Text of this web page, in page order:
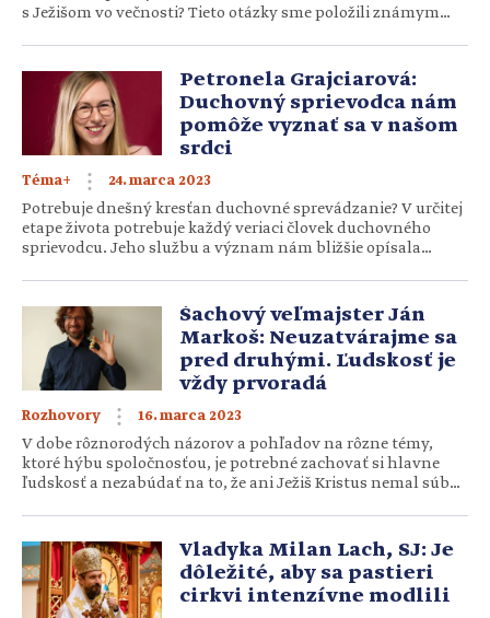
s Ježišom vo večnosti? Tieto otázky sme položili známym
niečo, na čo sa veľmi teším a zároveň niečo, čo si myslím, že
už môžem žiť na zemi. Verím, že začína už […]
Petronela Grajciarová:
Duchovný sprievodca nám
pomôže vyznať sa v našom
srdci
Téma+ 24. marca 2023
Potrebuje dnešný kresťan duchovné sprevádzanie? V určitej
etape života potrebuje každý veriaci človek duchovného
sprievodcu. Jeho službu a význam nám bližšie opísala
duchovného sprevádzania. Čo vlastne duchovné
sprevádzanie je? Ak by som mala vysvetliť duchovné
sprevádzanie veľmi zjednodušene, je to vlastne séria
rozhovorov a stretnutí, počas ktorých zdieľam svoj život […]
Šachový veľmajster Ján
Markoš: Neuzatvárajme sa
pred druhými. Ľudskosť je
vždy prvoradá
Rozhovory 16. marca 2023
V dobe rôznorodých názorov a pohľadov na rôzne témy,
ktoré hýbu spoločnosťou, je potrebné zachovať si hlavne
ľudskosť a nezabúdať na to, že ani Ježiš Kristus nemal súbor
myslenia a autor kníh o šachu, etických témach a kritickom
myslení vysvetľuje, ako na dobrú debatu, prečo je dobré hrať
[…]
Vladyka Milan Lach, SJ: Je
dôležité, aby sa pastieri
cirkvi intenzívne modlili